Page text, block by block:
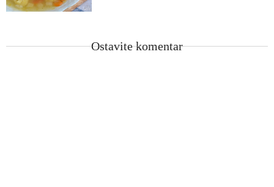
Ostavite komentar